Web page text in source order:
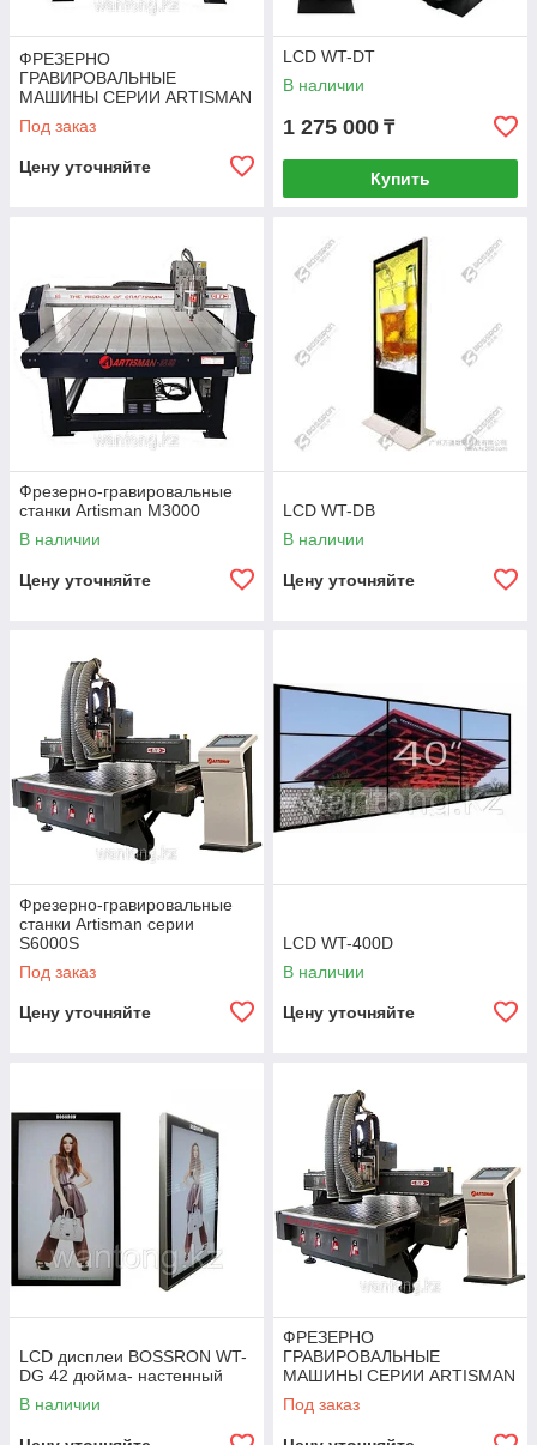
ФРЕЗЕРНО
ГРАВИРОВАЛЬНЫЕ
МАШИНЫ СЕРИИ ARTISMAN
S3000
Под заказ
Цену уточняйте
LCD WT-DT
В наличии
1 275 000 ₸
Купить
Фрезерно-гравировальные
станки Artisman М3000
В наличии
Цену уточняйте
LCD WT-DB
В наличии
Цену уточняйте
Фрезерно-гравировальные
станки Artisman серии
S6000S
Под заказ
Цену уточняйте
LCD WT-400D
В наличии
Цену уточняйте
LCD дисплеи BOSSRON WT-
DG 42 дюйма- настенный
В наличии
ФРЕЗЕРНО
ГРАВИРОВАЛЬНЫЕ
МАШИНЫ СЕРИИ ARTISMAN
S7408
Под заказ